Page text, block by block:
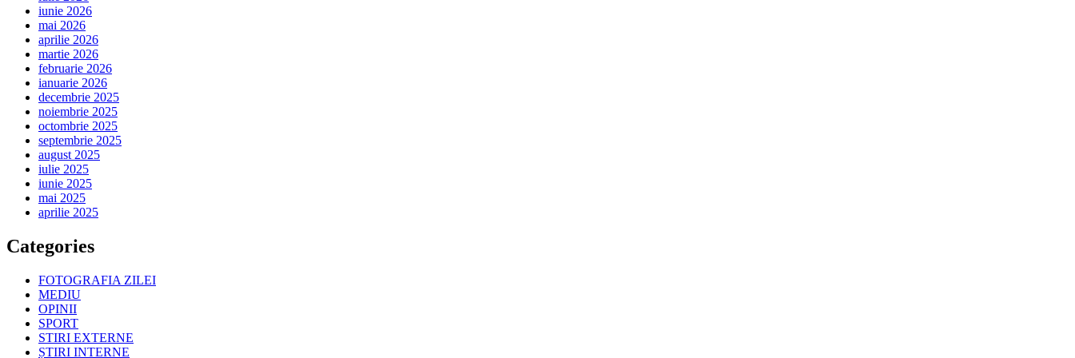
iunie 2026
mai 2026
aprilie 2026
martie 2026
februarie 2026
ianuarie 2026
decembrie 2025
noiembrie 2025
octombrie 2025
septembrie 2025
august 2025
iulie 2025
iunie 2025
mai 2025
aprilie 2025
Categories
FOTOGRAFIA ZILEI
MEDIU
OPINII
SPORT
STIRI EXTERNE
ȘTIRI INTERNE